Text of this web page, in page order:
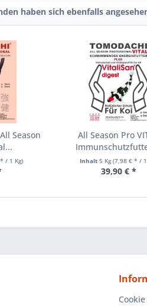
haben sich ebenfalls
Season
/ 1 Kg)
All Season Pro
Inhalt5 Kg(7,98 € * / 1
39,90 € *